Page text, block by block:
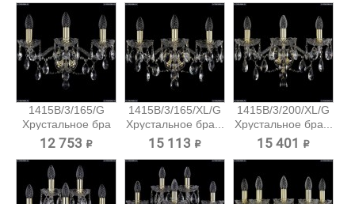
1415B/3/165/G
Хрустальное бра
Bohemia...
12 753 ₽
1415B/3/165/XL/G
Хрустальное бра...
15 113 ₽
1415B/3/200/XL/G
Хрустальное бра...
15 401 ₽